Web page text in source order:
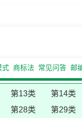
式 商标法 常见问答 邮
第13类 第14类
第28类 第29类